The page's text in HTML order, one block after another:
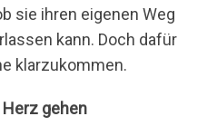
sie ihren eigenen Weg
kann. Doch dafür
klarzukommen.
Herz gehen